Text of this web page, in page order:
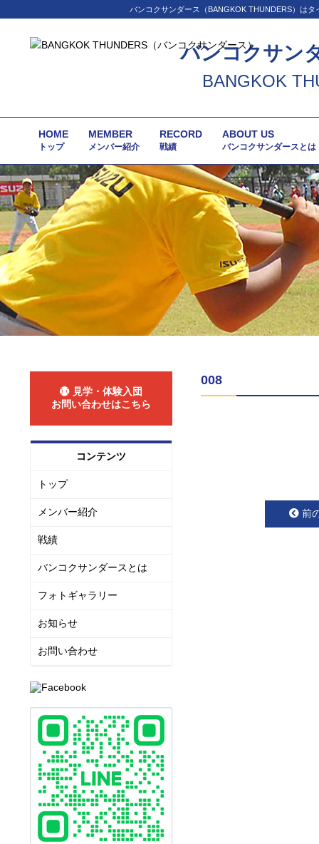
バンコクサンダース（BANGKOK THUNDERS）は
バンコクサン
BANGKOK
HOME
トップ
MEMBER
メンバー紹介
RECORD
戦績
ABOUT US
バンコクサンダースとは
008
前
見学・体験入団
お問い合わせはこちら
コンテンツ
トップ
メンバー紹介
戦績
バンコクサンダースとは
フォトギャラリー
お知らせ
お問い合わせ